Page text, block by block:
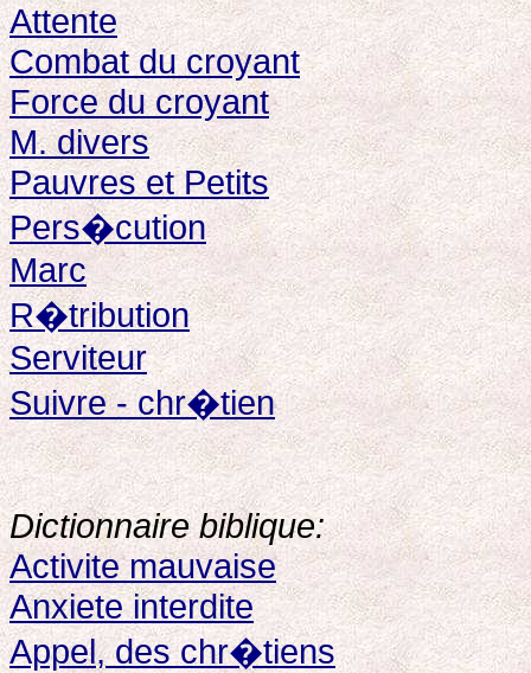
Attente
Combat du croyant
Force du croyant
M. divers
Pauvres et Petits
Pers�cution
Marc
R�tribution
Serviteur
Suivre - chr�tien
Dictionnaire biblique:
Activite mauvaise
Anxiete interdite
Appel, des chr�tiens